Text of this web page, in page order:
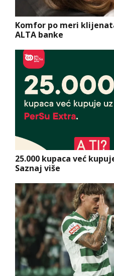
Komfor po meri
ALTA banke
25.000 kupaca već
Saznaj više